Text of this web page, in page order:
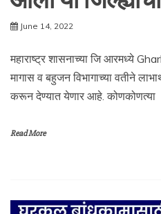
June 14, 2022
महाराष्ट्र शासनाच्या जि आरमध्ये
मागास व बहुजन विभागाच्या वतीने
करून देण्यात येणार आहे. कोणकोणत्या
Read More